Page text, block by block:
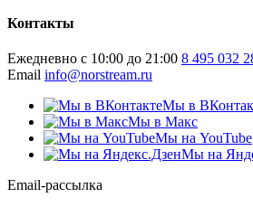
Контакты
Ежедневно с 10:00 до 21:00 8 495 032
Email info@norstream.ru
Мы в
Мы в Макс
Мы на YouTube
Мы на
Email-рассылка